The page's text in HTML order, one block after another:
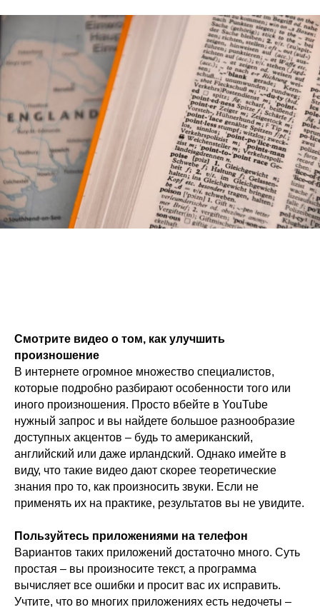
Смотрите видео о том, как улучшить
произношение
В интернете огромное множество специалистов,
которые подробно разбирают особенности того или
иного произношения. Просто вбейте в YouTube
нужный запрос и вы найдете большое разнообразие
доступных акцентов – будь то американский,
английский или даже ирландский. Однако имейте в
виду, что такие видео дают скорее теоретические
знания про то, как произносить звуки. Если не
применять их на практике, результатов вы не увидите.
Пользуйтесь приложениями на телефон
Вариантов таких приложений достаточно много. Суть
простая – вы произносите текст, а программа
вычисляет все ошибки и просит вас их исправить.
Учтите, что во многих приложениях есть недочеты –